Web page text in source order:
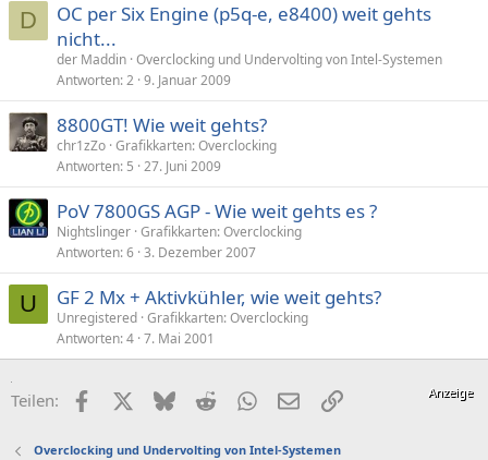
D
OC per Six Engine (p5q-e, e8400) weit gehts
nicht...
der Maddin Overclocking und Undervolting von Intel-Systemen
Antworten 2 9. Januar 2009
8800GT! Wie weit gehts?
chr1zZo Grafikkarten: Overclocking
Antworten 5 27. Juni 2009
PoV 7800GS AGP - Wie weit gehts es ?
Nightslinger Grafikkarten: Overclocking
Antworten 6 3. Dezember 2007
U GF 2 Mx + Aktivkühler, wie weit gehts?
Unregistered Grafikkarten: Overclocking
Antworten 4 7. Mai 2001
Teilen: FacebookX (Twitter)
BlueskyRedditWhatsApp
E-MailLink
Overclocking und Undervolting von Intel-Systemen